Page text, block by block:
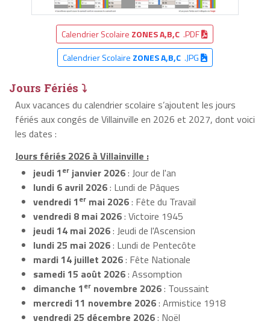
Calendrier Scolaire ZONES A,B,C .PDF
Calendrier Scolaire ZONES A,B,C.JPG
Jours Fériés ⤵
Aux vacances du calendrier scolaire s’ajoutent les jours
fériés aux congés de Villainville en 2026 et 2027, dont voici
les dates :
Jours fériés 2026 à Villainville :
jeudi 1er janvier 2026: Jour de l'an
lundi 6 avril 2026: Lundi de Pâques
vendredi 1er mai 2026: Fête du Travail
vendredi 8 mai 2026: Victoire 1945
jeudi 14 mai 2026: Jeudi de l'Ascension
lundi 25 mai 2026: Lundi de Pentecôte
mardi 14 juillet 2026: Fête Nationale
samedi 15 août 2026: Assomption
dimanche 1er novembre 2026: Toussaint
mercredi 11 novembre 2026: Armistice 1918
vendredi 25 décembre 2026: Noël